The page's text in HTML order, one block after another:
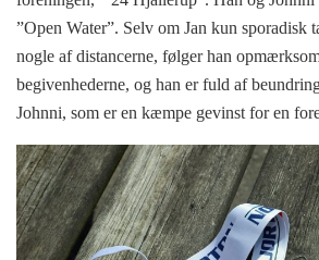
”Open Water”. Selv om Jan kun sporadisk
nogle af distancerne, følger han
begivenhederne, og han er fuld af
Johnni, som er en kæmpe gevinst for en